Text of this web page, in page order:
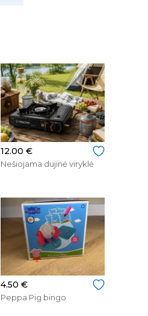
12.00 €
Nešiojama dujinė viryklė
4.50 €
Peppa Pig bingo